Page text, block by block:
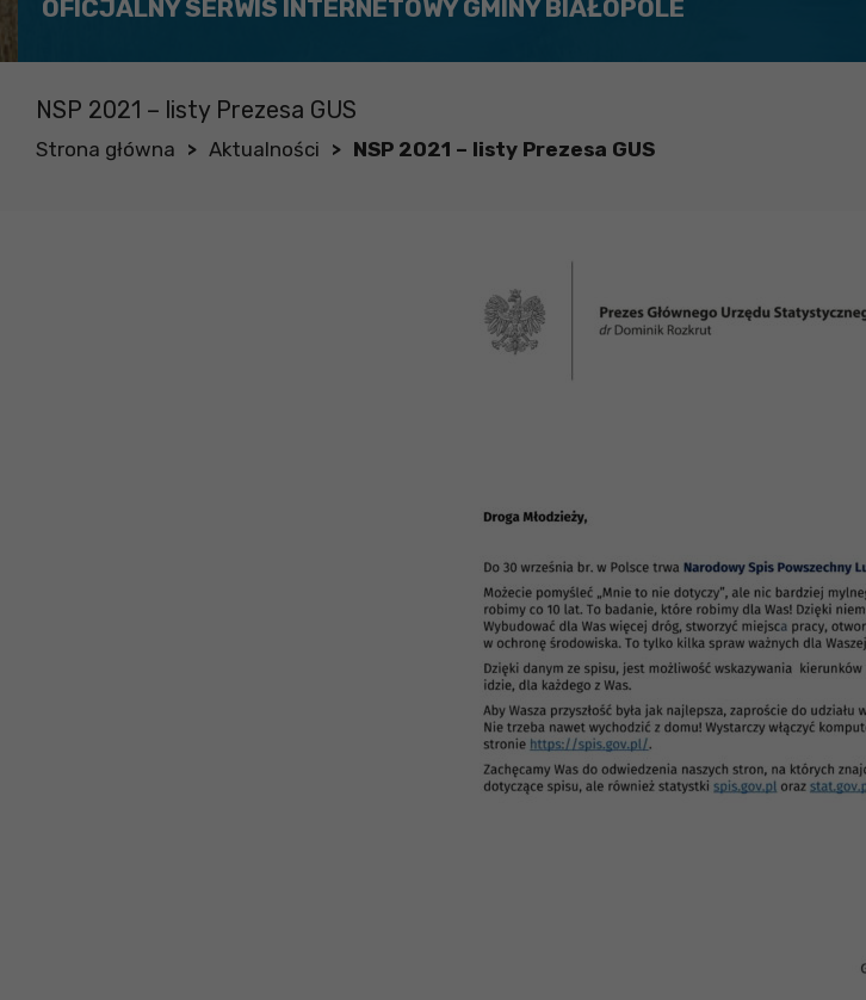
OFICJALNY SERWIS INTERNETOWY GMINY BIAŁOPOLE
NSP 2021 – listy Prezesa GUS
Strona główna > Aktualności > NSP 2021 – listy Prezesa GUS